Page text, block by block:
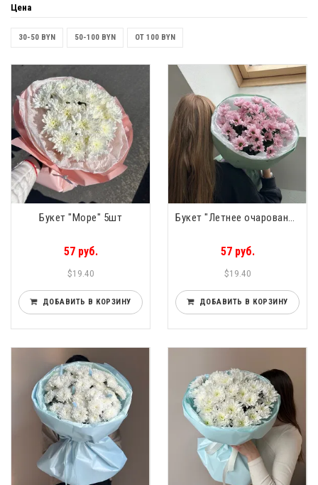
Цена
30-50 BYN 50-100 BYN ОТ 100 BYN
Букет "Море" 5шт
57 руб.
$19.40
ДОБАВИТЬ В КОРЗИНУ
Букет "Летнее очарование" 5 веток
57 руб.
$19.40
ДОБАВИТЬ В КОРЗИНУ